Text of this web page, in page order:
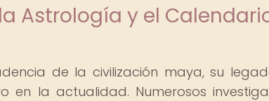
Astrología y el
de la civilización maya, su
en la actualidad. Numerosos